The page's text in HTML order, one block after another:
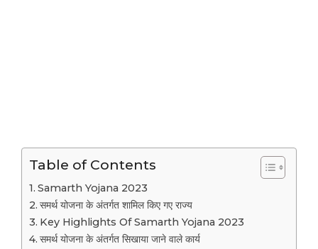
Table of Contents
Samarth Yojana 2023
समर्थ योजना के अंतर्गत शामिल किए गए राज्य
Key Highlights Of Samarth Yojana 2023
समर्थ योजना के अंतर्गत सिखाया जाने वाले कार्य